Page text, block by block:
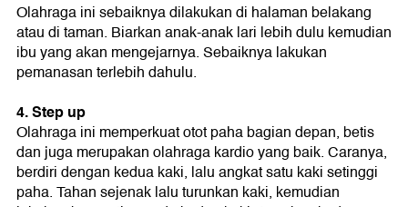
Olahraga ini sebaiknya dilakukan di halaman belakang
atau di taman. Biarkan anak-anak lari lebih dulu kemudian
ibu yang akan mengejarnya. Sebaiknya lakukan
pemanasan terlebih dahulu.
4. Step up
Olahraga ini memperkuat otot paha bagian depan, betis
dan juga merupakan olahraga kardio yang baik. Caranya,
berdiri dengan kedua kaki, lalu angkat satu kaki setinggi
paha. Tahan sejenak lalu turunkan kaki, kemudian